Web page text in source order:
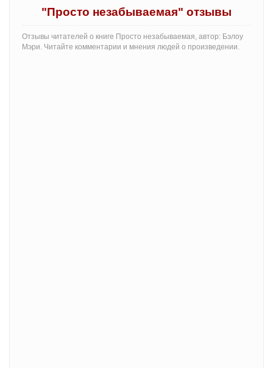
"Просто незабываемая" отзывы
Отзывы читателей о книге Просто незабываемая, автор: Бэлоу
Мэри. Читайте комментарии и мнения людей о произведении.